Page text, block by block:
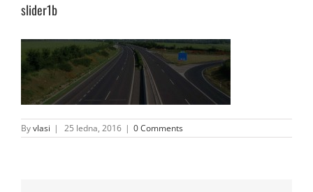
slider1b
Byvlasi | 25 ledna, 2016 | 0 Comments